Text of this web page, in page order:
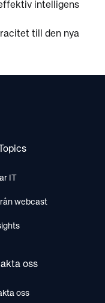
intelligens
till den nya
IT
webcast
oss
oss